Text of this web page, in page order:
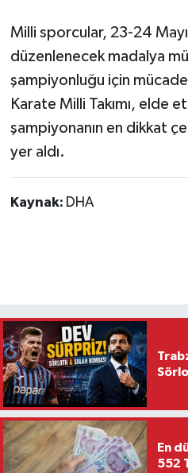
Milli sporcular, 23-24
düzenlenecek madalya
şampiyonluğu için
Karate Milli Takımı, elde
şampiyonanın en dikkat
yer aldı.
Kaynak: DHA
En
552